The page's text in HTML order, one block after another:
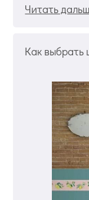
Читать
Как выбрать